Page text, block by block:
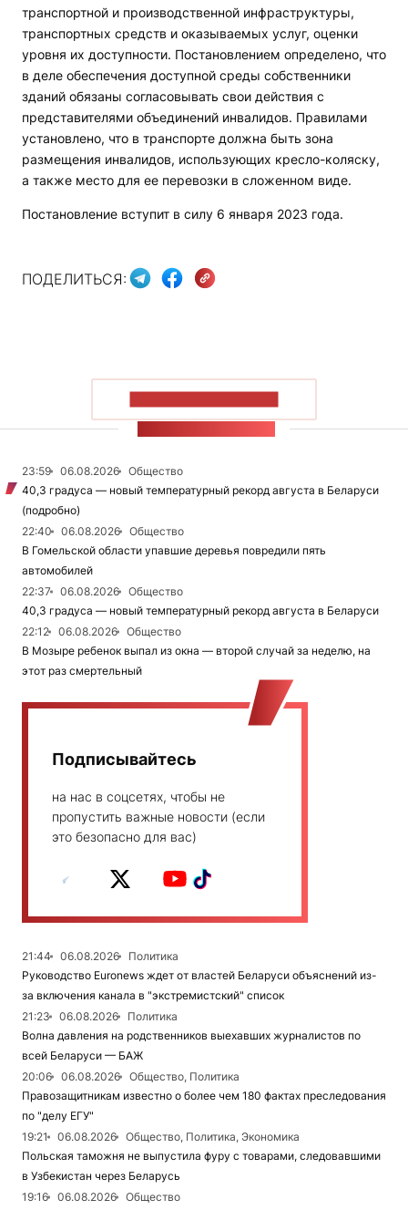
транспортной и производственной инфраструктуры,
транспортных средств и оказываемых услуг, оценки
уровня их доступности. Постановлением определено, что
в деле обеспечения доступной среды собственники
зданий обязаны согласовывать свои действия с
представителями объединений инвалидов. Правилами
установлено, что в транспорте должна быть зона
размещения инвалидов, использующих кресло-коляску,
а также место для ее перевозки в сложенном виде.
Постановление вступит в силу 6 января 2023 года.
ПОДЕЛИТЬСЯ:
23:59 06.08.2026
Общество
40,3 градуса — новый температурный рекорд августа в Беларуси
(подробно)
22:40
06.08.2026
Общество
В Гомельской области упавшие деревья повредили пять
автомобилей
22:37
06.08.2026
Общество
40,3 градуса — новый температурный рекорд августа в Беларуси
22:12
06.08.2026
Общество
В Мозыре ребенок выпал из окна — второй случай за неделю, на
этот раз смертельный
Подписывайтесь
на нас в соцсетях, чтобы не
пропустить важные новости (если
это безопасно для вас)
21:44 06.08.2026
Политика
Руководство Euronews ждет от властей Беларуси объяснений из-
за включения канала в "экстремистский" список
21:23
06.08.2026
Политика
Волна давления на родственников выехавших журналистов по
всей Беларуси — БАЖ
20:06
06.08.2026
Общество, Политика
Правозащитникам известно о более чем 180 фактах преследования
по "делу ЕГУ"
19:21
06.08.2026
Общество, Политика, Экономика
Польская таможня не выпустила фуру с товарами, следовавшими
в Узбекистан через Беларусь
19:16
06.08.2026
Общество